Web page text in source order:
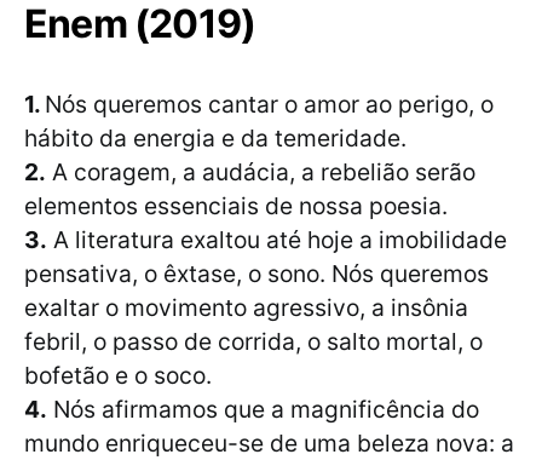
Enem (2019)
1. Nós queremos cantar o amor ao perigo, o
hábito da energia e da temeridade.
2. A coragem, a audácia, a rebelião serão
elementos essenciais de nossa poesia.
3. A literatura exaltou até hoje a imobilidade
pensativa, o êxtase, o sono. Nós queremos
exaltar o movimento agressivo, a insônia
febril, o passo de corrida, o salto mortal, o
bofetão e o soco.
4. Nós afirmamos que a magnificência do
mundo enriqueceu-se de uma beleza nova: a